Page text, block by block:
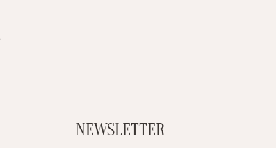
NEWSLETTER